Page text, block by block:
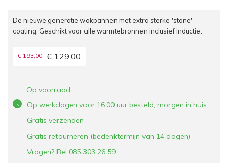
De nieuwe generatie wokpannen met extra sterke 'stone'
coating. Geschikt voor alle warmtebronnen inclusief inductie.
€ 193,00 € 129,00
Op voorraad
Op werkdagen voor 16:00 uur besteld, morgen in huis
Gratis verzenden
Gratis retourneren (bedenktermijn van 14 dagen)
Vragen? Bel 085 303 26 59